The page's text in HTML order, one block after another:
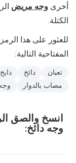
أخرى وجه مريض
الكتلة.
للعثور على هذا
المفتاحية التالية:
تعبان دائخ دايخ
مصاب بالدوار
انسخ والصق
وجه دائخ: